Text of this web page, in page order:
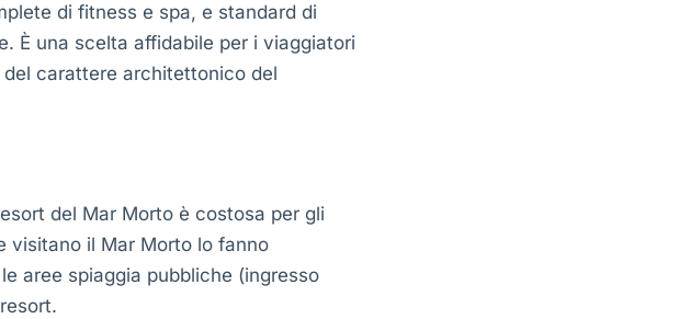
di fitness e spa, e standard di
È una scelta affidabile per i viaggiatori
carattere architettonico del
del Mar Morto è costosa per gli
visitano il Mar Morto lo fanno
aree spiaggia pubbliche (ingresso